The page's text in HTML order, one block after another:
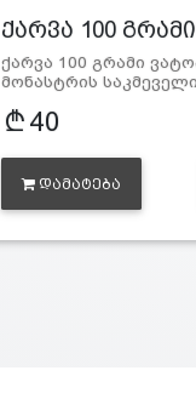
ქარვა 100
ქარვა 100 გრამი
მონასტრის
40
ᲓᲐᲛᲐᲢᲔᲑᲐ